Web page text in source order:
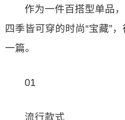
作为一件百搭型单品
四季皆可穿的时尚“宝藏”
一篇。
01
流行款式